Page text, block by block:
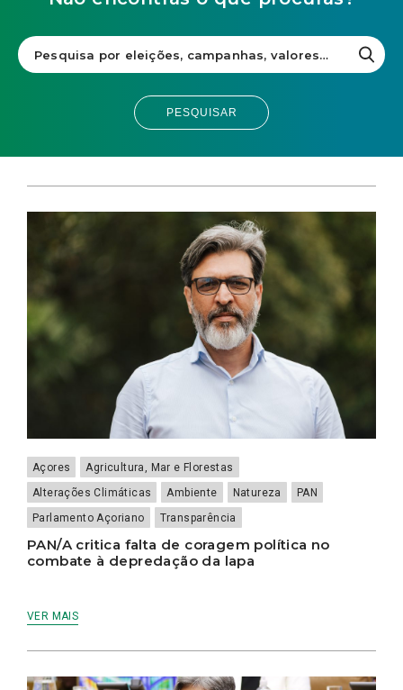
PESQUISAR
Açores
Agricultura, Mar e Florestas
Alterações Climáticas
Ambiente Natureza
PAN
Parlamento Açoriano
Transparência
PAN/A critica falta de coragem política no
combate à depredação da lapa
VER MAIS